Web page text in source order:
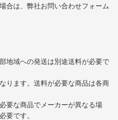
合は、弊社お問い合わせフォーム
地域への発送は別途送料が必要で
ります。送料が必要な商品は各商
要な商品でメーカーが異なる場
要です。